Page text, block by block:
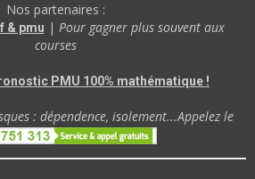
Nos partenaires :
& pmu | Pour gagner plus souvent aux
courses
PMU 100% mathématique !
: dépendence, isolement...Appelez le